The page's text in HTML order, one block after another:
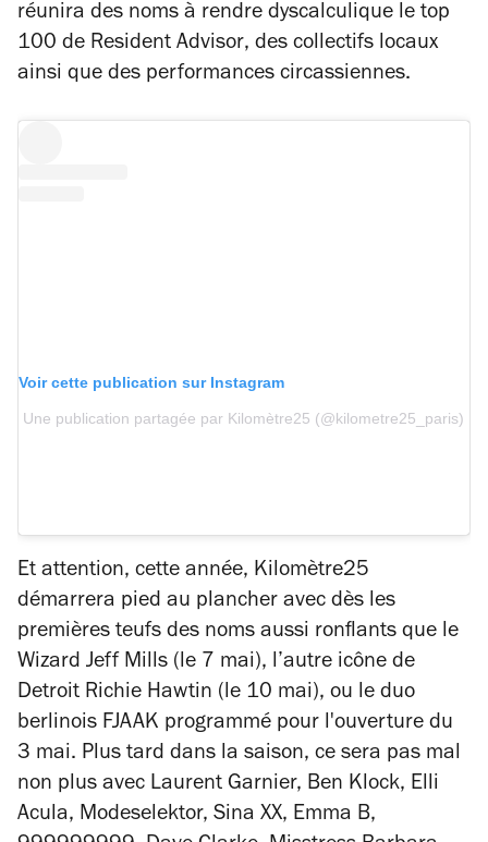
réunira des noms à rendre dyscalculique le top
100 de Resident Advisor, des collectifs locaux
ainsi que des performances circassiennes.
Voir cette publication sur Instagram
Une publication partagée par Kilomètre25 (@kilometre25_paris)
Et attention, cette année, Kilomètre25
démarrera pied au plancher avec dès les
premières teufs des noms aussi ronflants que le
Wizard Jeff Mills (le 7 mai), l’autre icône de
Detroit Richie Hawtin (le 10 mai), ou le duo
berlinois FJAAK programmé pour l'ouverture du
3 mai. Plus tard dans la saison, ce sera pas mal
non plus avec Laurent Garnier, Ben Klock, Elli
Acula, Modeselektor, Sina XX, Emma B,